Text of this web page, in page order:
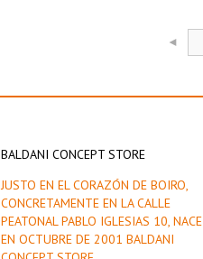
◄
BALDANI CONCEPT STORE
JUSTO EN EL CORAZÓN DE BOIRO,
CONCRETAMENTE EN LA CALLE
PEATONAL PABLO IGLESIAS 10, NACE
EN OCTUBRE DE 2001 BALDANI